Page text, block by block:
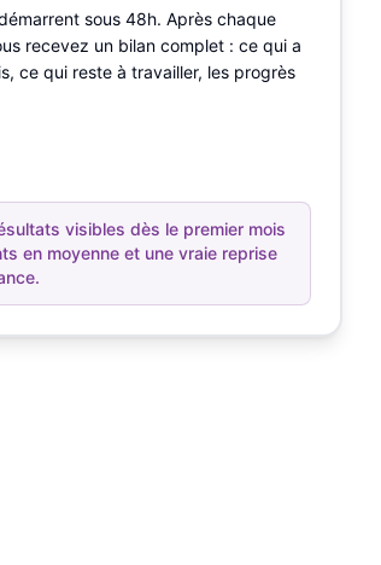
sous 48h. Après chaque
recevez un bilan complet : ce qui a
ce qui reste à travailler, les progrès
visibles dès le premier mois
en moyenne et une vraie reprise